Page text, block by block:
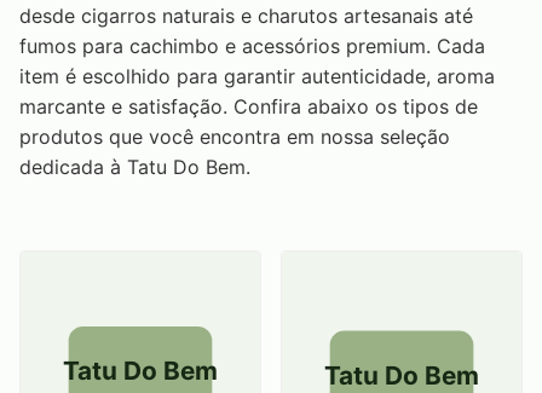
desde cigarros naturais e charutos artesanais até
fumos para cachimbo e acessórios premium. Cada
item é escolhido para garantir autenticidade, aroma
marcante e satisfação. Confira abaixo os tipos de
produtos que você encontra em nossa seleção
dedicada à Tatu Do Bem.
Tatu Do Bem Tatu Do Bem